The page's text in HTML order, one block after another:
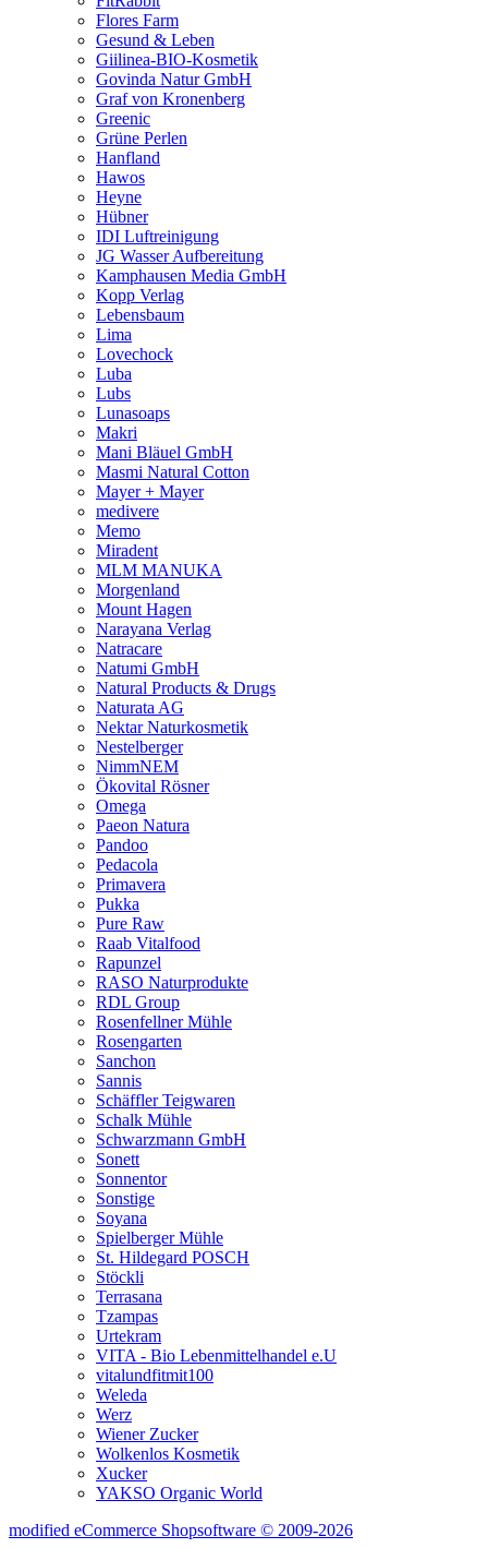
Flores Farm
Gesund & Leben
Giilinea-BIO-Kosmetik
Govinda Natur GmbH
Graf von Kronenberg
Greenic
Grüne Perlen
Hanfland
Hawos
Heyne
Hübner
IDI Luftreinigung
JG Wasser Aufbereitung
Kamphausen Media GmbH
Kopp Verlag
Lebensbaum
Lima
Lovechock
Luba
Lubs
Lunasoaps
Makri
Mani Bläuel GmbH
Masmi Natural Cotton
Mayer + Mayer
medivere
Memo
Miradent
MLM MANUKA
Morgenland
Mount Hagen
Narayana Verlag
Natracare
Natumi GmbH
Natural Products & Drugs
Naturata AG
Nektar Naturkosmetik
Nestelberger
NimmNEM
Ökovital Rösner
Omega
Paeon Natura
Pandoo
Pedacola
Primavera
Pukka
Pure Raw
Raab Vitalfood
Rapunzel
RASO Naturprodukte
RDL Group
Rosenfellner Mühle
Rosengarten
Sanchon
Sannis
Schäffler Teigwaren
Schalk Mühle
Schwarzmann GmbH
Sonett
Sonnentor
Sonstige
Soyana
Spielberger Mühle
St. Hildegard POSCH
Stöckli
Terrasana
Tzampas
Urtekram
VITA - Bio Lebenmittelhandel e.U
vitalundfitmit100
Weleda
Werz
Wiener Zucker
Wolkenlos Kosmetik
Xucker
YAKSO Organic World
modified eCommerce Shopsoftware © 2009-2026